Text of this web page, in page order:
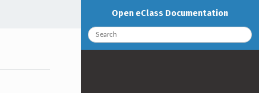
Open eClass Documentation